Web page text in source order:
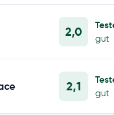
2,0
gut
2,1
gut